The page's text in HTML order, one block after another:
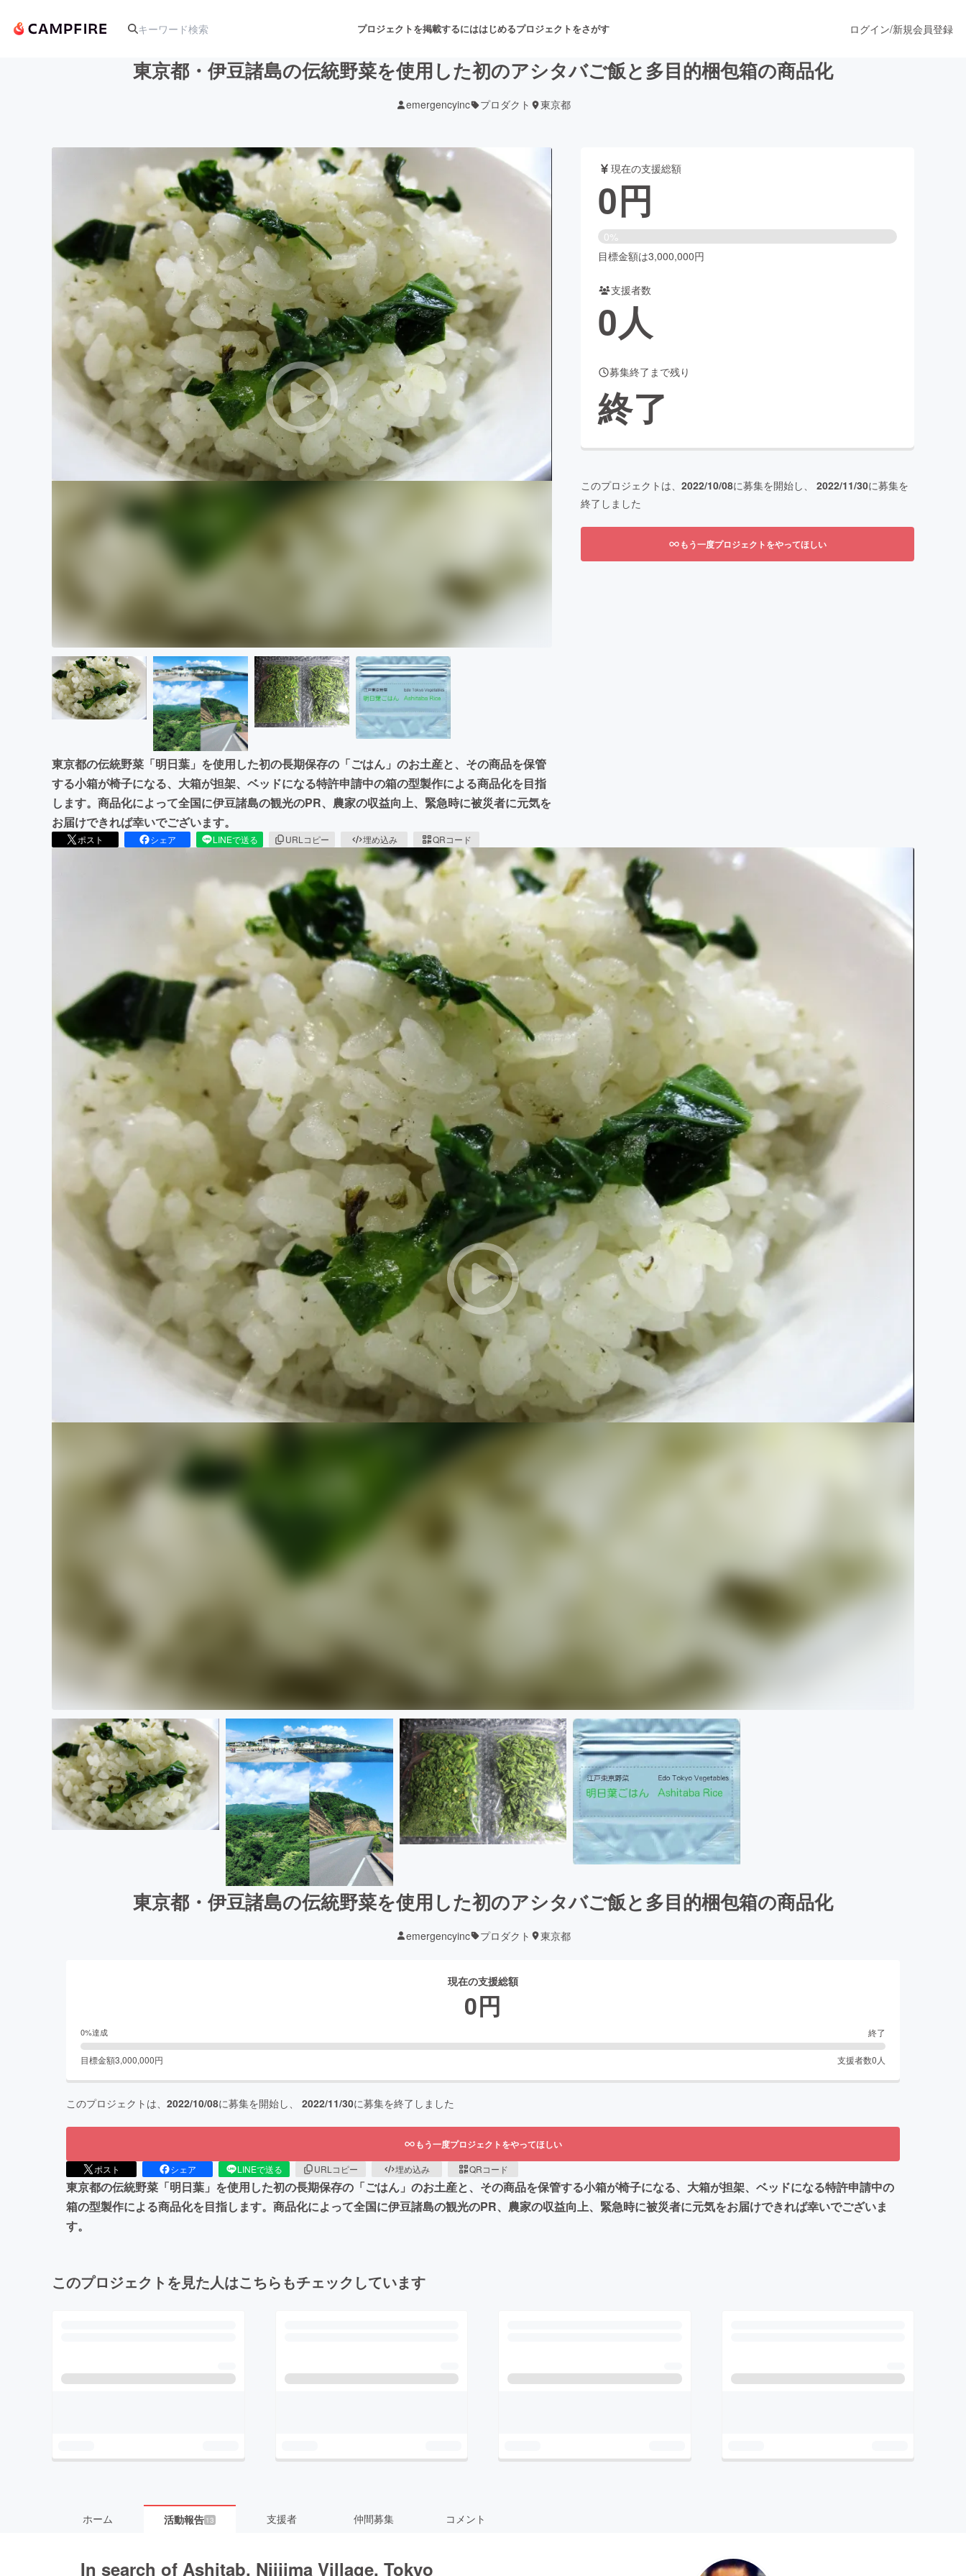
プロジェクトを掲載するにははじめるプロジェクトをさがす
アート・写真 音楽 舞台・パフォーマンス
テクノロジー・ガジェット ゲーム・サービス開発
映像・映画 書籍・雑誌出版
ビジネス・起業 チャレンジ ビューティー・ヘルスケア
まちづくり・地域活性化
CAMPFIRE for Social Good
CAMPFIREふるさと納税
ログイン/新規会員登録
東京都・伊豆諸島の伝統野菜を使用した初のアシタバご飯と多目的梱包箱の商品化
emergencyinc プロダクト 東京都
東京都の伝統野菜「明日葉」を使用した初の長期保存の「ごはん」のお土産と、その商品を保管
する小箱が椅子になる、大箱が担架、ベッドになる特許申請中の箱の型製作による商品化を目指
します。商品化によって全国に伊豆諸島の観光のPR、農家の収益向上、緊急時に被災者に元気を
お届けできれば幸いでございます。
ポスト シェア LINEで送る URLコピー 埋め込み QRコード
現在の支援総額
0円
0%
目標金額は3,000,000円
支援者数
0人
募集終了まで残り
終了
このプロジェクトは、 2022/10/08に募集を開始し、 2022/11/30に募集を
終了しました
もう一度プロジェクトをやってほしい
東京都・伊豆諸島の伝統野菜を使用した初のアシタバご飯と多目的梱包箱の商品化
emergencyinc プロダクト 東京都
現在の支援総額
0円
0%達成 終了
目標金額3,000,000円 支援者数0 人
このプロジェクトは、 2022/10/08に募集を開始し、 2022/11/30に募集を終了しました
もう一度プロジェクトをやってほしい
ポスト シェア LINEで送る URLコピー 埋め込み QRコード
東京都の伝統野菜「明日葉」を使用した初の長期保存の「ごはん」のお土産と、その商品を保管する小箱が椅子になる、大箱が担架、ベッドになる特許申請中の
箱の型製作による商品化を目指します。商品化によって全国に伊豆諸島の観光のPR、農家の収益向上、緊急時に被災者に元気をお届けできれば幸いでございま
す。
このプロジェクトを見た人はこちらもチェックしています
ホーム 活動報告 13 支援者 仲間募集 コメント
In search of Ashitab, Niijima Village, Tokyo